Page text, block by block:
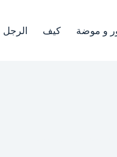
و موضة كيف الرجل